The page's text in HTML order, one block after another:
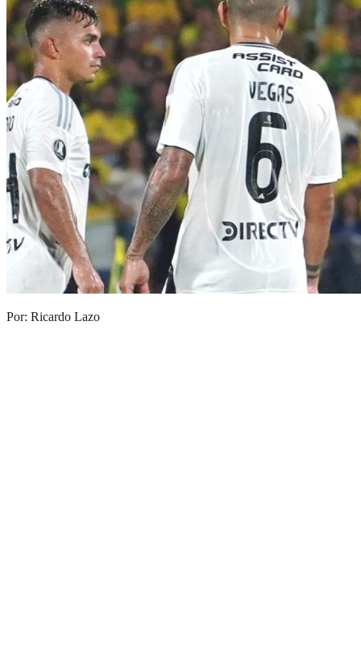
Por: Ricardo Lazo